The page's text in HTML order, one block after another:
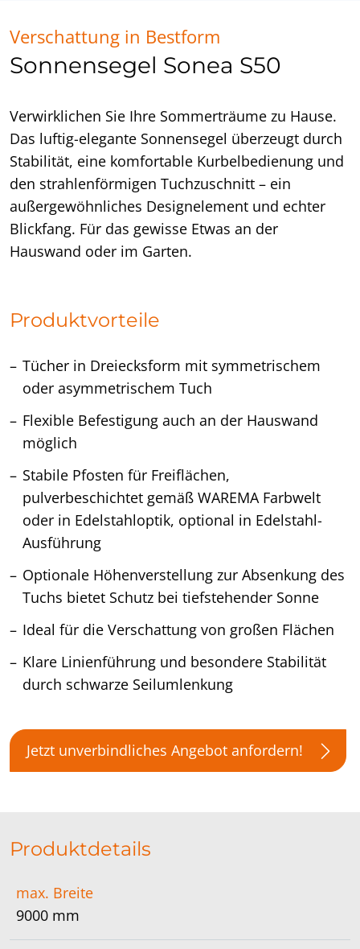
Verschattung in Bestform
Sonnensegel Sonea S50
Verwirklichen Sie Ihre Sommerträume zu Hause.
Das luftig-elegante Sonnensegel überzeugt durch
Stabilität, eine komfortable Kurbelbedienung und
den strahlenförmigen Tuchzuschnitt – ein
außergewöhnliches Designelement und echter
Blickfang. Für das gewisse Etwas an der
Hauswand oder im Garten.
Produktvorteile
Tücher in Dreiecksform mit symmetrischem
oder asymmetrischem Tuch
Flexible Befestigung auch an der Hauswand
möglich
Stabile Pfosten für Freiflächen,
pulverbeschichtet gemäß WAREMA Farbwelt
oder in Edelstahloptik, optional in Edelstahl-
Ausführung
Optionale Höhenverstellung zur Absenkung des
Tuchs bietet Schutz bei tiefstehender Sonne
Ideal für die Verschattung von großen Flächen
Klare Linienführung und besondere Stabilität
durch schwarze Seilumlenkung
Jetzt unverbindliches Angebot anfordern!
Produktdetails
max. Breite
9000 mm